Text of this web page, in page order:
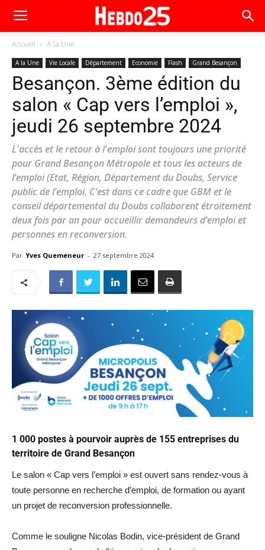
Accueil A la Une
A la Une Vie Locale Département Economie Flash Grand Besançon
Besançon. 3ème édition du
salon « Cap vers l’emploi »,
jeudi 26 septembre 2024
L'accès et le retour à l'emploi sont toujours une priorité
pour Grand Besançon Métropole et tous les acteurs de
l’emploi (Etat, Région, Département du Doubs, Service
public de l’emploi. C’est dans ce cadre que GBM et le
conseil départemental du Doubs collaborent étroitement
deux fois par an pour accueillir demandeurs d’emploi et
personnes en reconversion.
Par Yves Quemeneur - 27 septembre 2024
1 000 postes à pourvoir auprès de 155 entreprises du
territoire de Grand Besançon
Le salon « Cap vers l’emploi » est ouvert sans rendez-vous à
toute personne en recherche d’emploi, de formation ou ayant
un projet de reconversion professionnelle.
Comme le souligne Nicolas Bodin, vice-président de Grand